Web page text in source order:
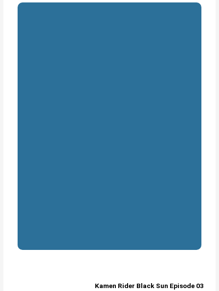
Kamen Rider Black Sun Episode 03